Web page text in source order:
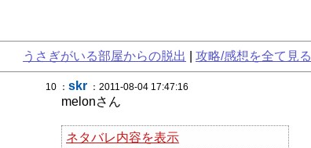
うさぎがいる部屋からの脱出 攻略/感想を全て見る
10 ： skr ：2011-08-04 17:47:16
melonさん
ネタバレ内容を表示